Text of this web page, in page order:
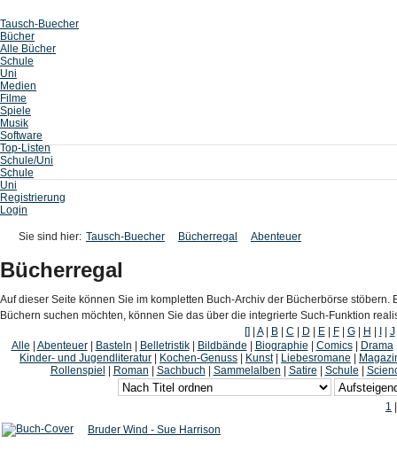
Tausch-Buecher
Bücher
Alle Bücher
Schule
Uni
Medien
Filme
Spiele
Musik
Software
Top-Listen
Schule/Uni
Schule
Uni
Registrierung
Login
Sie sind hier: Tausch-Buecher Bücherregal Abenteuer
Bücherregal
Auf dieser Seite können Sie im kompletten Buch-Archiv der Bücherbörse
Büchern suchen möchten, können Sie das über die integrierte Such-Funktion
[]
A| B| C D E| F| G| H J
Alle
Abenteuer| Basteln Belletristik| Bildbände Biographie Comics| Drama
Kinder- und Jugendliteratur
Kochen-Genuss Kunst| Liebesromane
Rollenspiel
Roman Sachbuch Sammelalben Satire Schule
1
Bruder Wind - Sue Harrison